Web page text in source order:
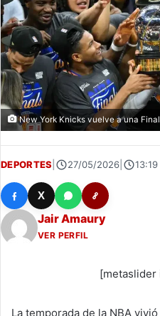
New York Knicks vuelve a una
DEPORTES 27/05/2026 13:19
X
Jair Amaury
VER PERFIL
La temporada de la NBA